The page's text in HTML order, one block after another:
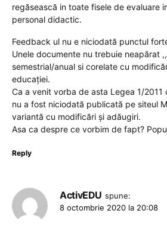
regăsească in toate fisele de evaluare
personal didactic.
Feedback ul nu e niciodată punctul
Unele documente nu trebuie neapărat
semestrial/anual si corelate cu
educației.
Ca a venit vorba de asta Legea 1/
nu a fost niciodată publicată pe siteul
variantă cu modificări și adăugiri.
Asa ca despre ce vorbim de fapt?
Reply
ActivEDU spune:
8 octombrie 2020 la 20:08